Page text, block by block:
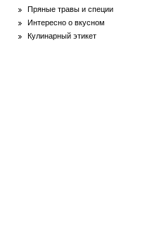
Пряные травы и специи
Интересно о вкусном
Кулинарный этикет